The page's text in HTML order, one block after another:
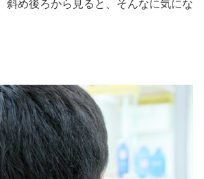
斜め後ろから見ると、そんなに気にな